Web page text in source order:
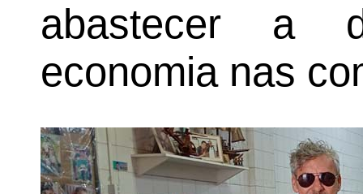
abastecer a
economia nas